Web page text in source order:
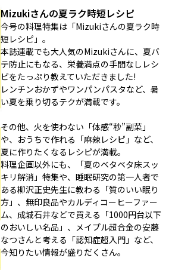
Mizukiさんの夏ラク時短レシピ
今号の料理特集は「Mizukiさんの夏ラク時
短レシピ」。
本誌連載でも大人気のMizukiさんに、夏バ
テ防止にもなる、栄養満点の手間なしレシ
ピをたっぷり教えていただきました!
レンチンおかずやワンパンパスタなど、暑
い夏を乗り切るテクが満載です。
その他、火を使わない「体感“秒”副菜」
や、おうちで作れる「麻辣レシピ」など、
夏に作りたくなるレシピが満載。
料理企画以外にも、「夏のベタベタ床スッ
キリ解消」特集や、睡眠研究の第一人者で
ある柳沢正史先生に教わる「質のいい眠り
方」、無印良品やカルディコーヒーファー
ム、成城石井などで買える「1000円台以下
のおいしい名品」、メイプル超合金の安藤
なつさんと考える「認知症超入門」など、
今知りたい情報が盛りだくさん。